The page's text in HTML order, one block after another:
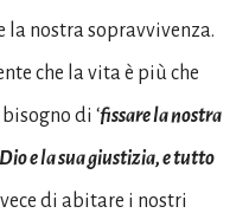
nostra sopravvivenza.
che la vita è più che
di ‘fissare la nostra
e la sua giustizia, e tutto
di abitare i nostri